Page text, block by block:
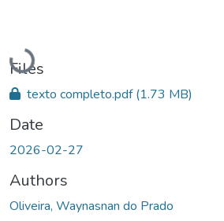
Loading...
Files
texto completo.pdf(1.73 MB)
Date
2026-02-27
Authors
Oliveira, Waynasnan do Prado